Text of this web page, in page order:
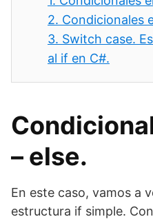
2. Condicionales
3. Switch case.
al if en C#.
– else.
En este caso, vamos a
estructura if simple.